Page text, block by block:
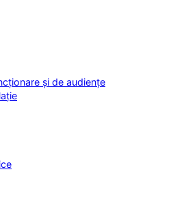
și de audiențe